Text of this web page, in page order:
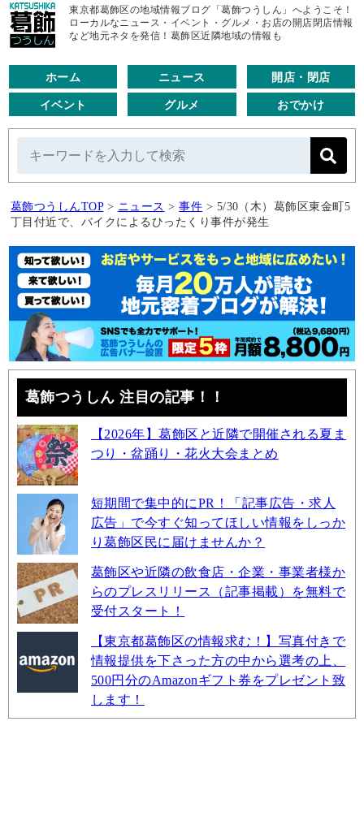
東京都葛飾区の地域情報ブログ「葛飾つうしん」へようこそ！
ローカルなニュース・イベント・グルメ・お店の開店閉店情報
など地元ネタを発信！葛飾区近隣地域の情報も
ホーム ニュース 開店・閉店
イベント グルメ おでかけ
葛飾つうしんTOP > ニュース > 事件 > 5/30（木）葛飾区東金町5
丁目付近で、バイクによるひったくり事件が発生
葛飾つうしん 注目の記事！！
【2026年】葛飾区と近隣で開催される夏ま
つり・盆踊り・花火大会まとめ
短期間で集中的にPR！「記事広告・求人
広告」で今すぐ知ってほしい情報をしっか
り葛飾区民に届けませんか？
葛飾区や近隣の飲食店・企業・事業者様か
らのプレスリリース（記事掲載）を無料で
受付スタート！
【東京都葛飾区の情報求む！】写真付きで
情報提供を下さった方の中から選考の上、
500円分のAmazonギフト券をプレゼント致
します！